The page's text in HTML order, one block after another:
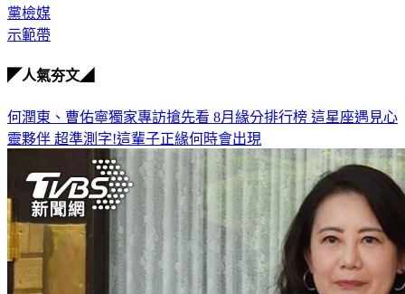
黨檢媒
示範帶
◤人氣夯文◢
何潤東、曹佑寧獨家專訪搶先看 8月緣分排行榜 這星座遇見心
靈夥伴 超準測字!這輩子正緣何時會出現